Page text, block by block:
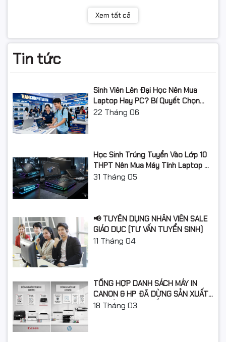
Hancomputer.vn chuyên cung cấp Catrick máy in
scan chuyên dụng cho chuyển đổi số.
📞Hotline: 0961.430.383
Xem tất cả
Tin tức
Sinh Viên Lên Đại Học Nên Mua
Laptop Hay PC? Bí Quyết Chọn
Máy Tính Đúng Nhu Cầu, Không
22 Tháng 06
Học Sinh Trúng Tuyển Vào Lớp 10
THPT Nên Mua Máy Tính Laptop Gì
Năm Học 2026 - 2027?
31 Tháng 05
📢 TUYỂN DỤNG NHÂN VIÊN SALE
GIÁO DỤC (TƯ VẤN TUYỂN SINH)
11 Tháng 04
TỔNG HỢP DANH SÁCH MÁY IN
CANON & HP ĐÃ DỪNG SẢN XUẤT:
LỘ TRÌNH NÂNG CẤP 2026
18 Tháng 03